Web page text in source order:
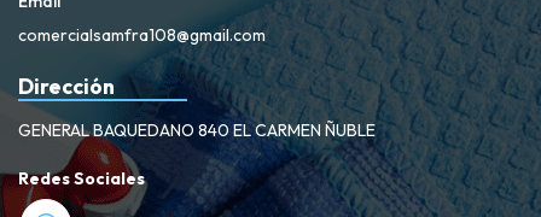
comercialsamfra108@gmail.com
Dirección
GENERAL BAQUEDANO 840 EL CARMEN ÑUBLE
Redes Sociales